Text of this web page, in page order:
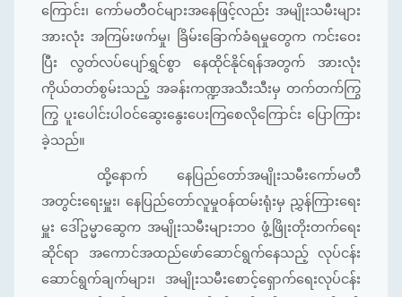
ကြောင်း၊ ကော်မတီဝင်များအနေဖြင့်လည်း အမျိုးသမီးများ
အားလုံး အကြမ်းဖက်မှု၊ ခြိမ်းခြောက်ခံရမှုတွေက ကင်းဝေး
ပြီး လွတ်လပ်ပျော်ရွှင်စွာ နေထိုင်နိုင်ရန်အတွက် အားလုံး
ကိုယ်တတ်စွမ်းသည့် အခန်းကဏ္ဍအသီးသီးမှ တက်တက်ကြွ
ကြွ ပူးပေါင်းပါဝင်ဆွေးနွေးပေးကြစေလိုကြောင်း ပြောကြား
ခဲ့သည်။
ထို့နောက် နေပြည်တော်အမျိုးသမီးကော်မတီ
အတွင်းရေးမှူး၊ နေပြည်တော်လူမှုဝန်ထမ်းရုံးမှ ညွှန်ကြားရေး
မှူး ဒေါ်ဥမ္မာဆွေက အမျိုးသမီးများဘဝ ဖွံ့ဖြိုးတိုးတက်ရေး
ဆိုင်ရာ အကောင်အထည်ဖော်ဆောင်ရွက်နေသည့် လုပ်ငန်း
ဆောင်ရွက်ချက်များ၊ အမျိုးသမီးစောင့်ရှောက်ရေးလုပ်ငန်း